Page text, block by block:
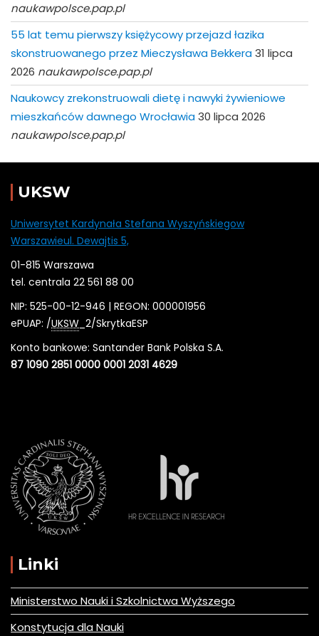
naukawpolsce.pap.pl
55 lat temu pierwszy księżycowy przejazd łazika
skonstruowanego przez Mieczysława Bekkera31 lipca
2026 naukawpolsce.pap.pl
Naukowcy zrekonstruowali dietę i nawyki żywieniowe
mieszkańców dawnego Wrocławia30 lipca 2026
naukawpolsce.pap.pl
UKSW
Uniwersytet Kardynała Stefana Wyszyńskiegow
Warszawieul. Dewajtis 5,
01-815 Warszawa
tel. centrala 22 561 88 00
NIP: 525-00-12-946 | REGON: 000001956
ePUAP: /UKSW _2/SkrytkaESP
Konto bankowe: Santander Bank Polska S.A.
87 1090 2851 0000 0001 2031 4629
Linki
Ministerstwo Nauki i Szkolnictwa Wyższego
Konstytucja dla Nauki